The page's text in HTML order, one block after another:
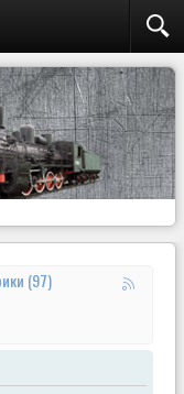
(97)